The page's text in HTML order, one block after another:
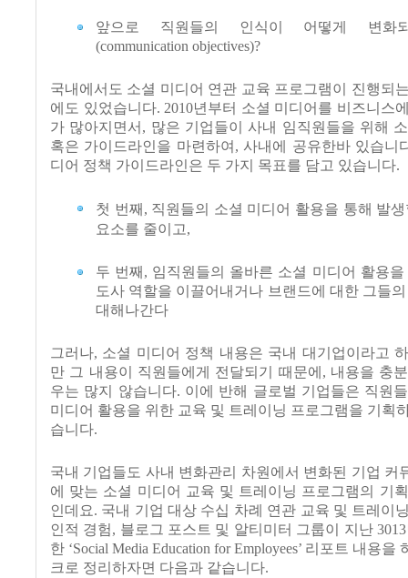
앞으로 직원들의 인식이 어떻게 변화
(communication objectives)?
국내에서도 소셜 미디어 연관 교육 프로그램이 진행되
에도 있었습니다. 2010년부터 소셜 미디어를 비즈니스
가 많아지면서, 많은 기업들이 사내 임직원들을 위해
혹은 가이드라인을 마련하여, 사내에 공유한바 있습니
디어 정책 가이드라인은 두 가지 목표를 담고 있습니다.
첫 번째, 직원들의 소셜 미디어 활용을 통해 발
요소를 줄이고,
두 번째, 임직원들의 올바른 소셜 미디어 활용
도사 역할을 이끌어내거나 브랜드에 대한 그들
대해나간다
그러나, 소셜 미디어 정책 내용은 국내 대기업이라고
만 그 내용이 직원들에게 전달되기 때문에, 내용을 충
우는 많지 않습니다. 이에 반해 글로벌 기업들은 직원
미디어 활용을 위한 교육 및 트레이닝 프로그램을 기획
습니다.
국내 기업들도 사내 변화관리 차원에서 변화된 기업 커
에 맞는 소셜 미디어 교육 및 트레이닝 프로그램의 기
인데요. 국내 기업 대상 수십 차례 연관 교육 및 트레이
인적 경험, 블로그 포스트 및 알티미터 그룹이 지난
한 ‘Social Media Education for Employees’ 리포트 내용
크로 정리하자면 다음과 같습니다.